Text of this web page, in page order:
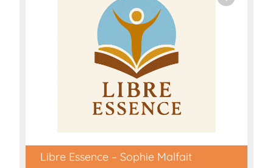
Libre Essence – Sophie Malfait